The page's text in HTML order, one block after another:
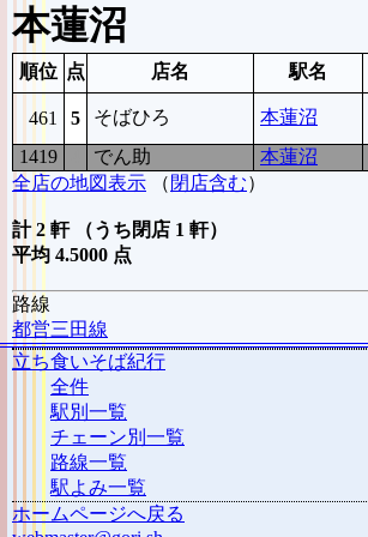
本蓮沼
順位 点 店名 駅名
461 5 そばひろ 本蓮沼
1419
でん助 本蓮沼
全店の地図表示 （ 閉店含む）
計 2 軒 （うち閉店 1 軒）
平均 4.5000 点
路線
都営三田線
立ち食いそば紀行
全件
駅別一覧
チェーン別一覧
路線一覧
駅よみ一覧
ホームページへ戻る